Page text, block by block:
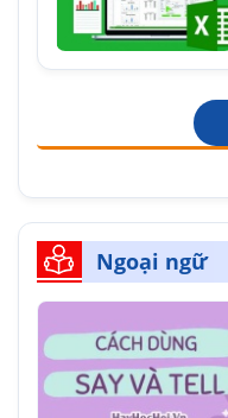
Ngoại ngữ